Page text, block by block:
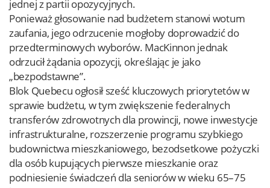
jednej z partii opozycyjnych.
Ponieważ głosowanie nad budżetem stanowi wotum
zaufania, jego odrzucenie mogłoby doprowadzić do
przedterminowych wyborów. MacKinnon jednak
odrzucił żądania opozycji, określając je jako
„bezpodstawne”.
Blok Quebecu ogłosił sześć kluczowych priorytetów w
sprawie budżetu, w tym zwiększenie federalnych
transferów zdrowotnych dla prowincji, nowe inwestycje
infrastrukturalne, rozszerzenie programu szybkiego
budownictwa mieszkaniowego, bezodsetkowe pożyczki
dla osób kupujących pierwsze mieszkanie oraz
podniesienie świadczeń dla seniorów w wieku 65–75